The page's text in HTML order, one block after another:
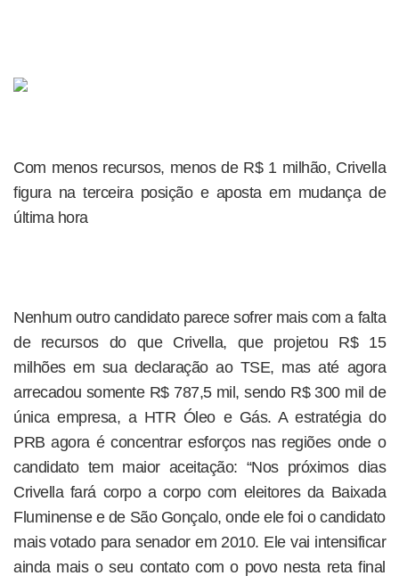
Com menos recursos, menos de R$ 1 milhão, Crivella
figura na terceira posição e aposta em mudança de
última hora
Nenhum outro candidato parece sofrer mais com a falta
de recursos do que Crivella, que projetou R$ 15
milhões em sua declaração ao TSE, mas até agora
arrecadou somente R$ 787,5 mil, sendo R$ 300 mil de
única empresa, a HTR Óleo e Gás. A estratégia do
PRB agora é concentrar esforços nas regiões onde o
candidato tem maior aceitação: “Nos próximos dias
Crivella fará corpo a corpo com eleitores da Baixada
Fluminense e de São Gonçalo, onde ele foi o candidato
mais votado para senador em 2010. Ele vai intensificar
ainda mais o seu contato com o povo nesta reta final